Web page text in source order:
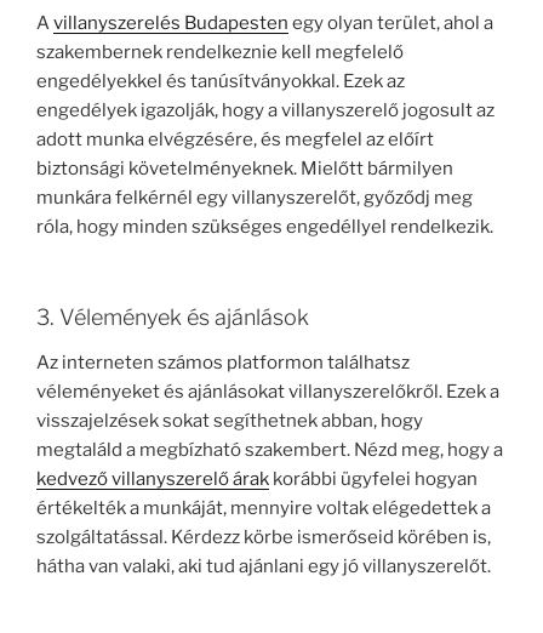
Avillanyszerelés Budapesten egy olyan terület, ahol a
szakembernek rendelkeznie kell megfelelő
engedélyekkel és tanúsítványokkal. Ezek az
engedélyek igazolják, hogy a villanyszerelő jogosult az
adott munka elvégzésére, és megfelel az előírt
biztonsági követelményeknek. Mielőtt bármilyen
munkára felkérnél egy villanyszerelőt, győződj meg
róla, hogy minden szükséges engedéllyel rendelkezik.
3. Vélemények és ajánlások
Az interneten számos platformon találhatsz
véleményeket és ajánlásokat villanyszerelőkről. Ezek a
visszajelzések sokat segíthetnek abban, hogy
megtaláld a megbízható szakembert. Nézd meg, hogy a
kedvező villanyszerelő árak korábbi ügyfelei hogyan
értékelték a munkáját, mennyire voltak elégedettek a
szolgáltatással. Kérdezz körbe ismerőseid körében is,
hátha van valaki, aki tud ajánlani egy jó villanyszerelőt.